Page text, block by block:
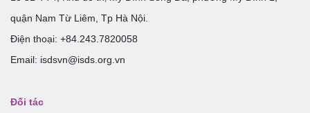
quận Nam Từ Liêm, Tp Hà Nội.
Điện thoại: +84.243.7820058
Email: isdsvn@isds.org.vn
Đối tác